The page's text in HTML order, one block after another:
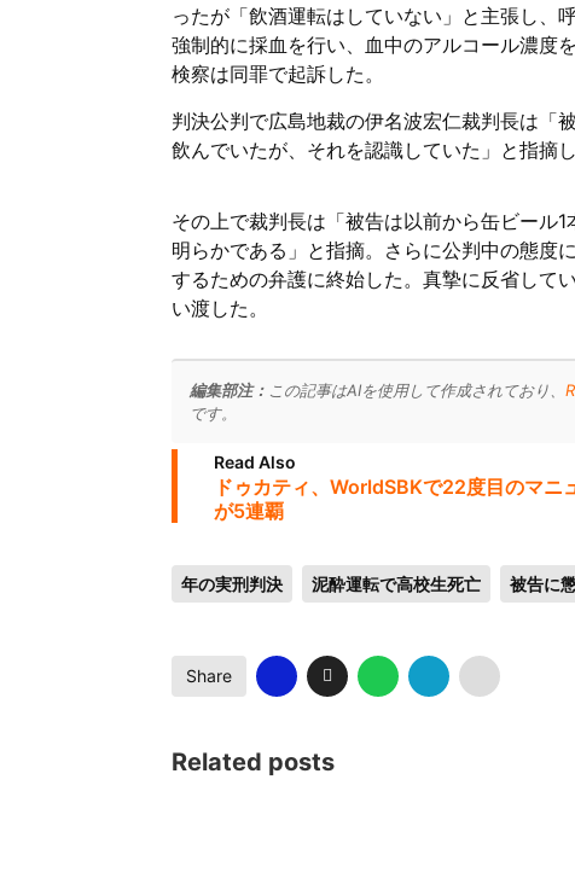
ったが「飲酒運転はしていない」と主張し、
強制的に採血を行い、血中のアルコール濃度
検察は同罪で起訴した。
判決公判で広島地裁の伊名波宏仁裁判長は「
飲んでいたが、それを認識していた」と指摘
その上で裁判長は「被告は以前から缶ビール
明らかである」と指摘。さらに公判中の態度
するための弁護に終始した。真摯に反省して
い渡した。
編集部注： この記事はAIを使用して作成されており、
です。
Read Also
ドゥカティ、WorldSBKで22度目のマ
が5連覇
年の実刑判決 泥酔運転で高校生死亡 被告に
Share
Related posts